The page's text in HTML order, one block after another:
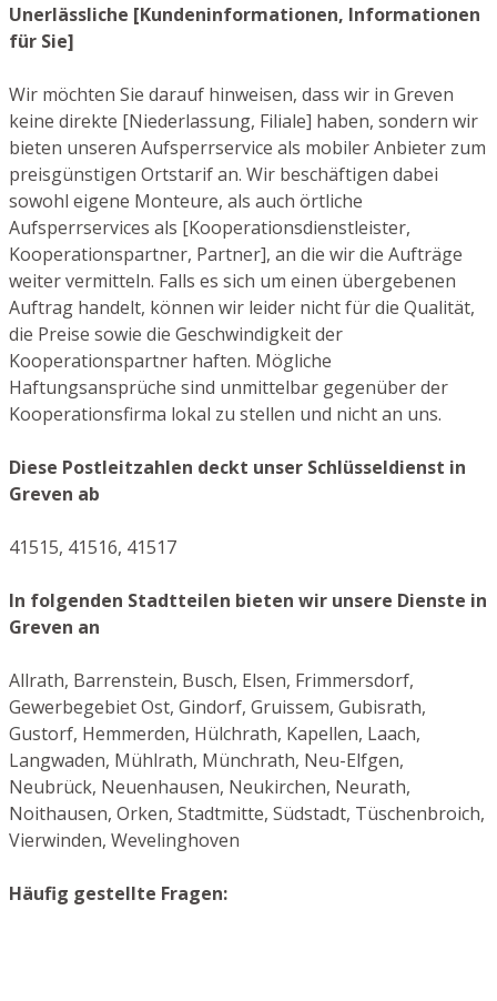
Unerlässliche [Kundeninformationen, Informationen
für Sie]
Wir möchten Sie darauf hinweisen, dass wir in Greven
keine direkte [Niederlassung, Filiale] haben, sondern wir
bieten unseren Aufsperrservice als mobiler Anbieter zum
preisgünstigen Ortstarif an. Wir beschäftigen dabei
sowohl eigene Monteure, als auch örtliche
Aufsperrservices als [Kooperationsdienstleister,
Kooperationspartner, Partner], an die wir die Aufträge
weiter vermitteln. Falls es sich um einen übergebenen
Auftrag handelt, können wir leider nicht für die Qualität,
die Preise sowie die Geschwindigkeit der
Kooperationspartner haften. Mögliche
Haftungsansprüche sind unmittelbar gegenüber der
Kooperationsfirma lokal zu stellen und nicht an uns.
Diese Postleitzahlen deckt unser Schlüsseldienst in
Greven ab
41515, 41516, 41517
In folgenden Stadtteilen bieten wir unsere Dienste in
Greven an
Allrath, Barrenstein, Busch, Elsen, Frimmersdorf,
Gewerbegebiet Ost, Gindorf, Gruissem, Gubisrath,
Gustorf, Hemmerden, Hülchrath, Kapellen, Laach,
Langwaden, Mühlrath, Münchrath, Neu-Elfgen,
Neubrück, Neuenhausen, Neukirchen, Neurath,
Noithausen, Orken, Stadtmitte, Südstadt, Tüschenbroich,
Vierwinden, Wevelinghoven
Häufig gestellte Fragen: